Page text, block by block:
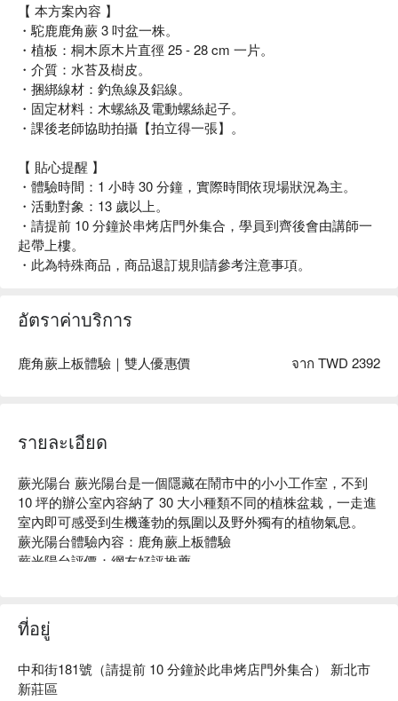
【 本方案內容 】
・駝鹿鹿角蕨 3 吋盆一株。
・植板：桐木原木片直徑 25 - 28 cm 一片。
・介質：水苔及樹皮。
・捆綁線材：釣魚線及鋁線。
・固定材料：木螺絲及電動螺絲起子。
・課後老師協助拍攝【拍立得一張】。
【 貼心提醒 】
・體驗時間：1 小時 30 分鐘，實際時間依現場狀況為主。
・活動對象：13 歲以上。
・請提前 10 分鐘於串烤店門外集合，學員到齊後會由講師一
起帶上樓。
・此為特殊商品，商品退訂規則請參考注意事項。
อัตราค่าบริการ
鹿角蕨上板體驗｜雙人優惠價 จาก TWD 2392
รายละเอียด
蕨光陽台 蕨光陽台是一個隱藏在鬧市中的小小工作室，不到
10 坪的辦公室內容納了 30 大小種類不同的植株盆栽，一走進
室內即可感受到生機蓬勃的氛圍以及野外獨有的植物氣息。
蕨光陽台體驗內容：鹿角蕨上板體驗
蕨光陽台評價：網友好評推薦
習，此外還有專業的攝影服務，滿足你喜愛攝影的心。
蕨光陽台 預約、蕨光陽台 價格立刻查看⬇︎。
ที่อยู่
中和街181號（請提前 10 分鐘於此串烤店門外集合） 新北市
新莊區